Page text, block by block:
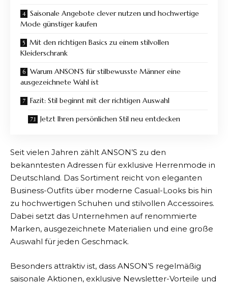
Saisonale Angebote clever nutzen und hochwertige
Mode günstiger kaufen
Mit den richtigen Basics zu einem stilvollen
Kleiderschrank
Warum ANSON’S für stilbewusste Männer eine
ausgezeichnete Wahl ist
Fazit: Stil beginnt mit der richtigen Auswahl
Jetzt Ihren persönlichen Stil neu entdecken
Seit vielen Jahren zählt ANSON’S zu den
bekanntesten Adressen für exklusive Herrenmode in
Deutschland. Das Sortiment reicht von eleganten
Business-Outfits über moderne Casual-Looks bis hin
zu hochwertigen Schuhen und stilvollen Accessoires.
Dabei setzt das Unternehmen auf renommierte
Marken, ausgezeichnete Materialien und eine große
Auswahl für jeden Geschmack.
Besonders attraktiv ist, dass ANSON’S regelmäßig
saisonale Aktionen, exklusive Newsletter-Vorteile und